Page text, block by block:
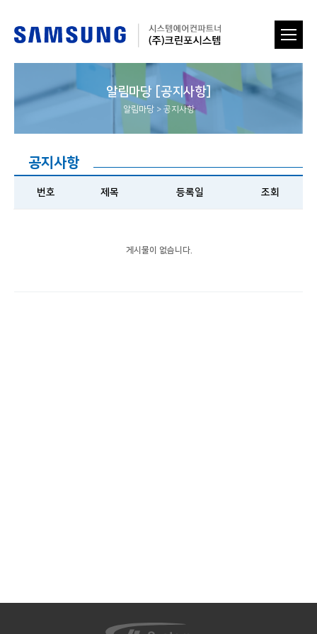
알림마당 [공지사항]
알림마당 > 공지사항
공지사항
번호 제목 등록일 조회
게시물이 없습니다.